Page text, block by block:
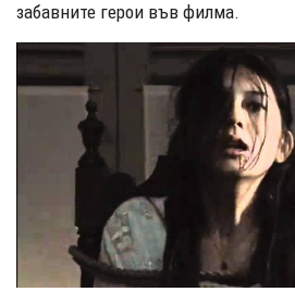
забавните герои във филма.